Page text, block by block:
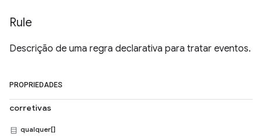
Rule
Descrição de uma regra declarativa para tratar eventos.
PROPRIEDADES
corretivas
qualquer[]